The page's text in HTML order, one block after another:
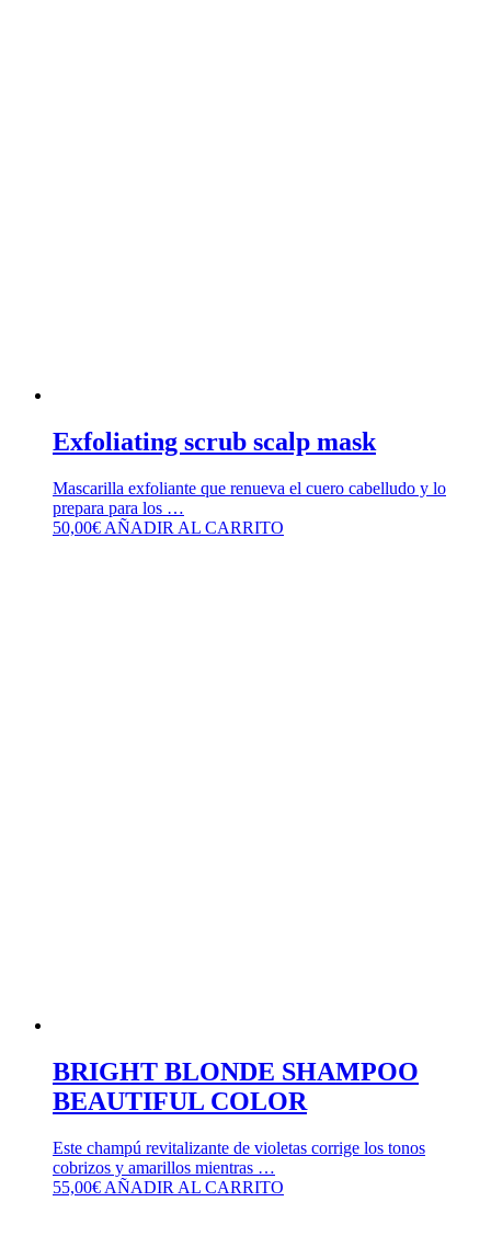
Exfoliating scrub scalp mask
Mascarilla exfoliante que renueva el cuero cabelludo y lo
prepara para los …
50,00€ AÑADIR AL CARRITO
BRIGHT BLONDE SHAMPOO
BEAUTIFUL COLOR
Este champú revitalizante de violetas corrige los tonos
cobrizos y amarillos mientras …
55,00€ AÑADIR AL CARRITO